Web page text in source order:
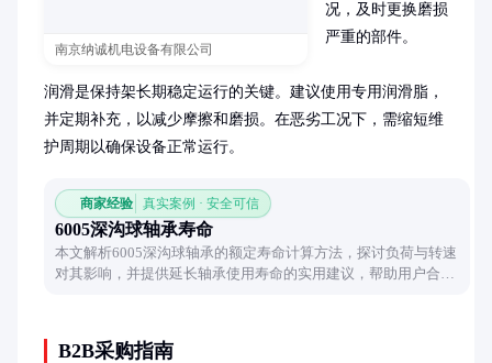
南京纳诚机电设备有限公司
况，及时更换磨损
严重的部件。
润滑是保持架长期稳定运行的关键。建议使用专用润滑脂，
并定期补充，以减少摩擦和磨损。在恶劣工况下，需缩短维
护周期以确保设备正常运行。
商家经验 真实案例 · 安全可信
6005深沟球轴承寿命
本文解析6005深沟球轴承的额定寿命计算方法，探讨负荷与转速
对其影响，并提供延长轴承使用寿命的实用建议，帮助用户合理
B2B采购指南